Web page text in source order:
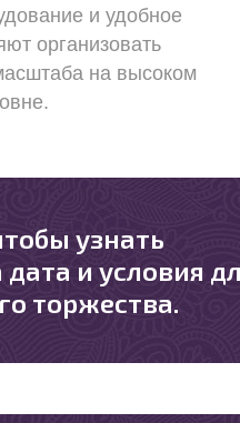
и удобное
организовать
на высоком
узнать
и условия
торжества.